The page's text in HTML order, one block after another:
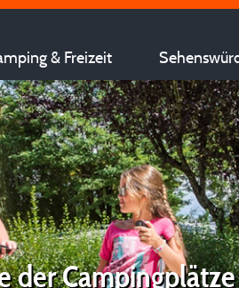
& Freizeit
der